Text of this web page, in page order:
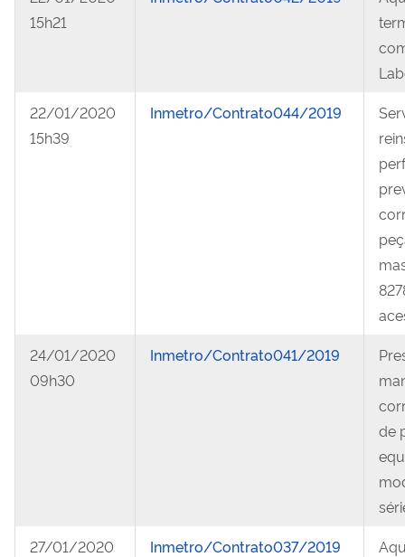
15h21
22/01/2020
15h39
Inmetro/Contrato044/2019
24/01/2020
09h30
Inmetro/Contrato041/2019
de
27/01/2020
Inmetro/Contrato037/2019